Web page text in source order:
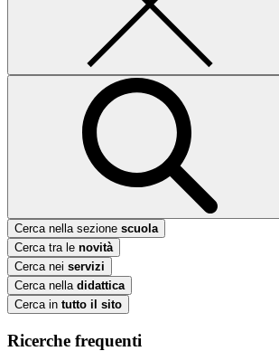
Cerca nella sezione scuola
Cerca tra le novità
Cerca nei servizi
Cerca nella didattica
Cerca in tutto il sito
Ricerche frequenti